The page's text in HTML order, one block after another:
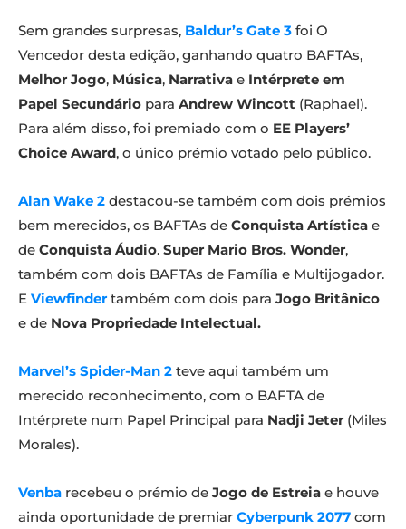
Sem grandes surpresas, Baldur’s Gate 3 foi O
Vencedor desta edição, ganhando quatro BAFTAs,
Melhor Jogo, Música, Narrativa e Intérprete em
Papel Secundário para Andrew Wincott (Raphael).
Para além disso, foi premiado com o EE Players’
Choice Award, o único prémio votado pelo público.
Alan Wake 2 destacou-se também com dois prémios
bem merecidos, os BAFTAs de Conquista Artística e
de Conquista Áudio. Super Mario Bros. Wonder,
também com dois BAFTAs de Família e Multijogador.
E Viewfindertambém com dois para Jogo Britânico
e de Nova Propriedade Intelectual.
Marvel’s Spider-Man 2 teve aqui também um
merecido reconhecimento, com o BAFTA de
Intérprete num Papel Principal para Nadji Jeter (Miles
Morales).
Venba recebeu o prémio de Jogo de Estreia e houve
ainda oportunidade de premiar Cyberpunk 2077 com